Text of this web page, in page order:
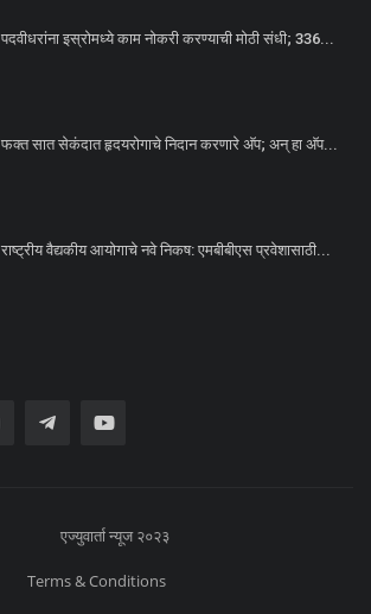
पदवीधरांना इस्रोमध्ये काम नोकरी करण्याची मोठी संधी; 336...
फक्त सात सेकंदात हृदयरोगाचे निदान करणारे अ‍ॅप; अन् हा अ‍ॅप...
राष्ट्रीय वैद्यकीय आयोगाचे नवे निकष: एमबीबीएस प्रवेशासाठी...
एज्युवार्ता न्यूज २०२३
Terms & Conditions